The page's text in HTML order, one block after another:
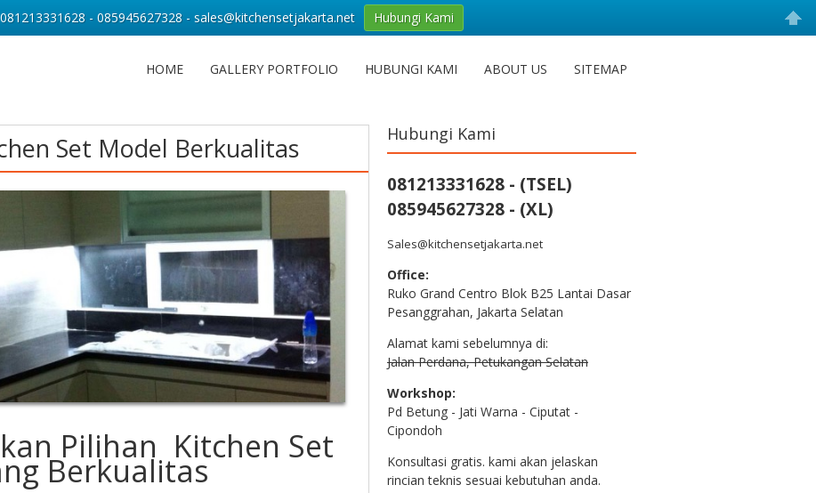
HOME GALLERY PORTFOLIO HUBUNGI KAMI ABOUT US SITEMAP
Set Model Berkualitas
Pilihan Kitchen Set
Berkualitas
Hubungi Kami
081213331628 - (TSEL)
085945627328 - (XL)
Sales@kitchensetjakarta.net
Office:
Ruko Grand Centro Blok B25 Lantai Dasar
Pesanggrahan, Jakarta Selatan
Alamat kami sebelumnya di:
Jalan Perdana, Petukangan Selatan
Workshop:
Pd Betung - Jati Warna - Ciputat -
Cipondoh
Konsultasi gratis. kami akan jelaskan
rincian teknis sesuai kebutuhan anda.
081213331628 - 085945627328 - sales@kitchensetjakarta.net Hubungi Kami